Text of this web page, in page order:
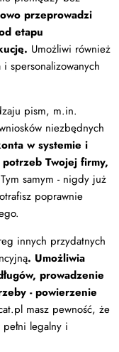
przeprowadzi
etapu
Umożliwi również
spersonalizowanych
pism, m.in.
niezbędnych
w systemie i
Twojej firmy,
Tym samym - nigdy już
poprawnie
innych przydatnych
. Umożliwia
prowadzenie
- powierzenie
masz pewność, że
legalny i